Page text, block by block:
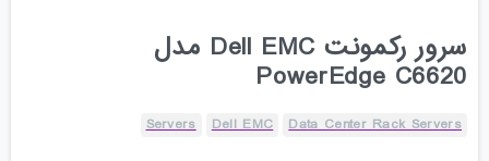
سرور رکمونت Dell EMC مدل
PowerEdge C6620
Data Center Rack Servers
Dell EMC
Servers